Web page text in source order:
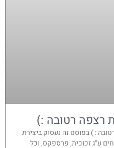
רצפה רטובה :)
: ) בפוסט זה נעסוק ביצירת
ע”ג זכוכית, פרספקס, וכל